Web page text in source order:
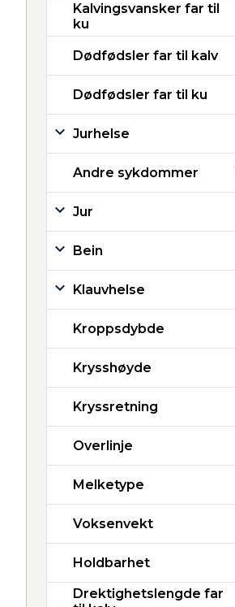
Kalvingsvansker far til
ku
Dødfødsler far til kalv
Dødfødsler far til ku
Jurhelse
Andre sykdommer
Jur
Bein
Klauvhelse
Kroppsdybde
Krysshøyde
Kryssretning
Overlinje
Melketype
Voksenvekt
Holdbarhet
Drektighetslengde far